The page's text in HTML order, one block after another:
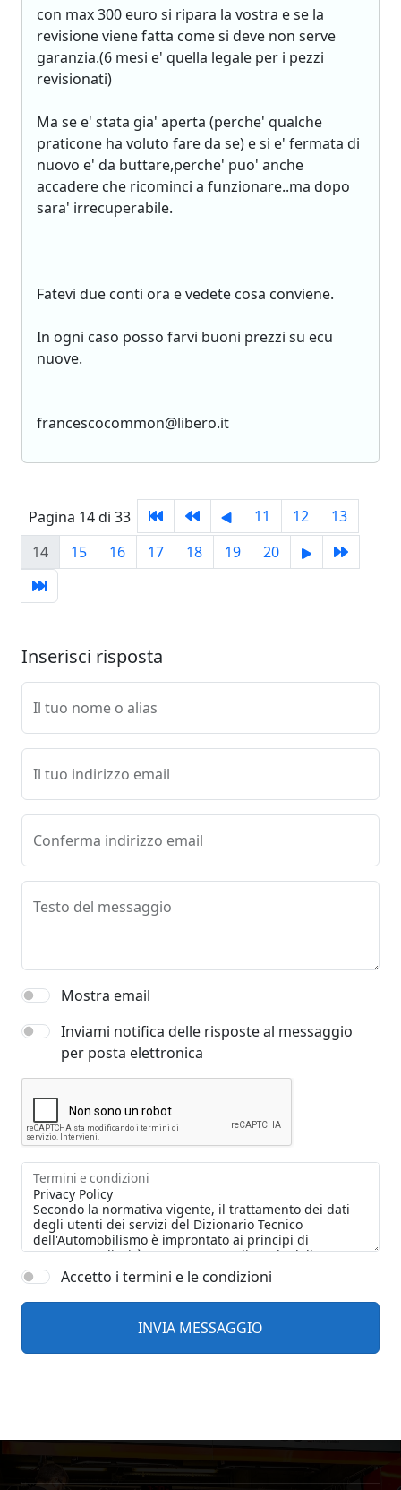
con max 300 euro si ripara la vostra e se la
revisione viene fatta come si deve non serve
garanzia.(6 mesi e' quella legale per i pezzi
revisionati)
Ma se e' stata gia' aperta (perche' qualche
praticone ha voluto fare da se) e si e' fermata di
nuovo e' da buttare,perche' puo' anche
accadere che ricominci a funzionare..ma dopo
sara' irrecuperabile.
Fatevi due conti ora e vedete cosa conviene.
In ogni caso posso farvi buoni prezzi su ecu
nuove.
francescocommon@libero.it
Pagina 14 di 33 11 12
13
14
15 16 17 18 19 20
Inserisci risposta
Il tuo nome o alias
Il tuo indirizzo email
Conferma indirizzo email
Testo del messaggio
Mostra email
Inviami notifica delle risposte al messaggio
per posta elettronica
Termini e condizioni
Accetto i termini e le condizioni